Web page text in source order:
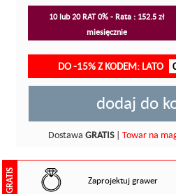
10 lub 20 RAT 0% - Rata : 152.5 zł
miesięcznie
DO -15% Z KODEM: LATO
dodaj do
Dostawa GRATIS| Towar na
GRATIS Zaprojektuj grawer